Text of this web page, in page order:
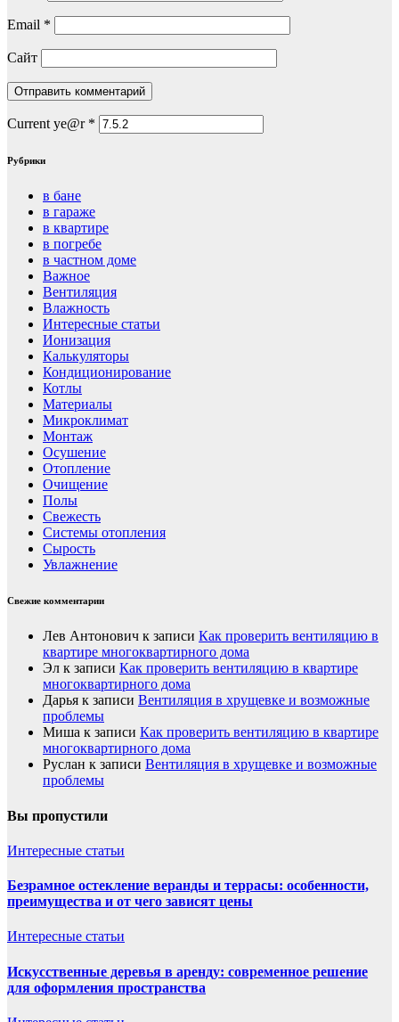
Email *
Сайт
Current ye@r *
Рубрики
в бане
в гараже
в квартире
в погребе
в частном доме
Важное
Вентиляция
Влажность
Интересные статьи
Ионизация
Калькуляторы
Кондиционирование
Котлы
Материалы
Микроклимат
Монтаж
Осушение
Отопление
Очищение
Полы
Свежесть
Системы отопления
Сырость
Увлажнение
Свежие комментарии
Лев Антонович к записи Как проверить вентиляцию в
квартире многоквартирного дома
Эл к записи Как проверить вентиляцию в квартире
многоквартирного дома
Дарья к записи Вентиляция в хрущевке и возможные
проблемы
Миша к записи Как проверить вентиляцию в квартире
многоквартирного дома
Руслан к записи Вентиляция в хрущевке и возможные
проблемы
Вы пропустили
Интересные статьи
Безрамное остекление веранды и террасы: особенности,
преимущества и от чего зависят цены
Интересные статьи
Искусственные деревья в аренду: современное решение
для оформления пространства